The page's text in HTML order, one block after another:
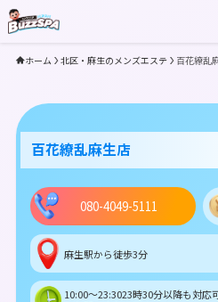
ホーム 北区・麻生のメンズエステ 百花繚乱
百花繚乱麻生店
080-4049-5111
麻生駅から徒歩3分
10:00～23:3023時30分以降も対応